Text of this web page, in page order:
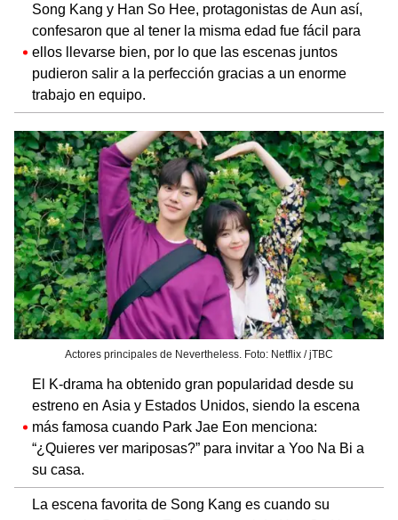
Song Kang y Han So Hee, protagonistas de Aun así,
confesaron que al tener la misma edad fue fácil para
ellos llevarse bien, por lo que las escenas juntos
pudieron salir a la perfección gracias a un enorme
trabajo en equipo.
Actores principales de Nevertheless. Foto: Netflix / jTBC
El K-drama ha obtenido gran popularidad desde su
estreno en Asia y Estados Unidos, siendo la escena
más famosa cuando Park Jae Eon menciona:
“¿Quieres ver mariposas?” para invitar a Yoo Na Bi a
su casa.
La escena favorita de Song Kang es cuando su